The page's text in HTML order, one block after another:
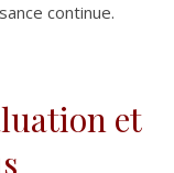
continue.
et